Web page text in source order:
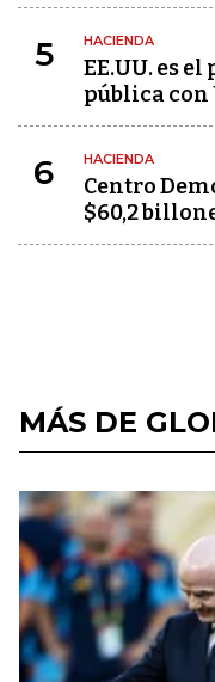
5 HACIENDA
EE.UU. es
pública con
6 HACIENDA
Centro
$60,2
MÁS DE